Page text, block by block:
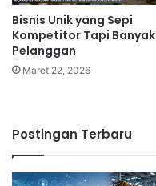
Bisnis Unik yang Sepi
Kompetitor Tapi Banyak
Pelanggan
Maret 22, 2026
Postingan Terbaru